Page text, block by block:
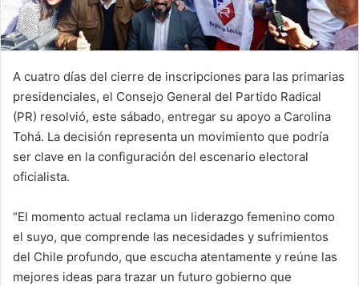
A cuatro días del cierre de inscripciones para las primarias
presidenciales, el Consejo General del Partido Radical
(PR) resolvió, este sábado, entregar su apoyo a Carolina
Tohá. La decisión representa un movimiento que podría
ser clave en la configuración del escenario electoral
oficialista.
“El momento actual reclama un liderazgo femenino como
el suyo, que comprende las necesidades y sufrimientos
del Chile profundo, que escucha atentamente y reúne las
mejores ideas para trazar un futuro gobierno que